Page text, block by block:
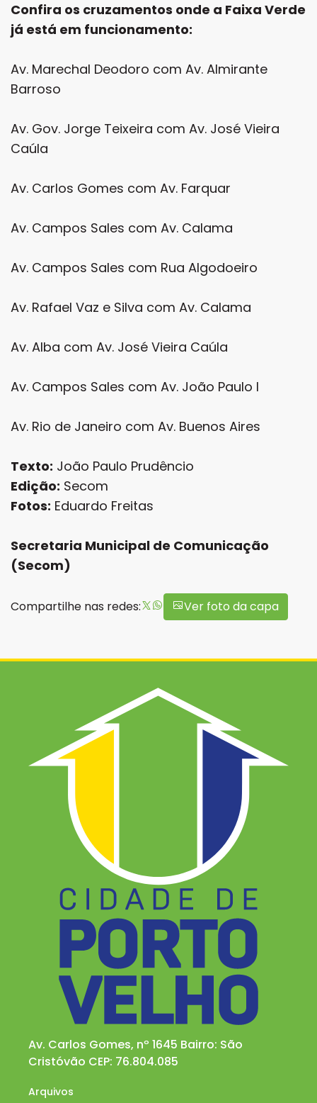
Confira os cruzamentos onde a Faixa Verde
já está em funcionamento:
Av. Marechal Deodoro com Av. Almirante
Barroso
Av. Gov. Jorge Teixeira com Av. José Vieira
Caúla
Av. Carlos Gomes com Av. Farquar
Av. Campos Sales com Av. Calama
Av. Campos Sales com Rua Algodoeiro
Av. Rafael Vaz e Silva com Av. Calama
Av. Alba com Av. José Vieira Caúla
Av. Campos Sales com Av. João Paulo I
Av. Rio de Janeiro com Av. Buenos Aires
Texto: João Paulo Prudêncio
Edição: Secom
Fotos: Eduardo Freitas
Secretaria Municipal de Comunicação
(Secom)
Compartilhe nas redes: Ver foto da capa
Av. Carlos Gomes, nº 1645 Bairro: São
Cristóvão CEP: 76.804.085
Arquivos